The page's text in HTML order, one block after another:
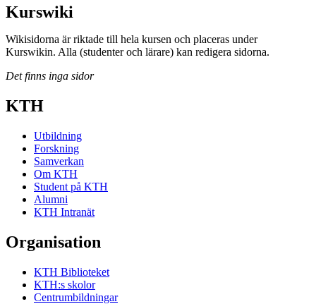
Kurswiki
Wikisidorna är riktade till hela kursen och placeras under
Kurswikin. Alla (studenter och lärare) kan redigera sidorna.
Det finns inga sidor
KTH
Utbildning
Forskning
Samverkan
Om KTH
Student på KTH
Alumni
KTH Intranät
Organisation
KTH Biblioteket
KTH:s skolor
Centrumbildningar